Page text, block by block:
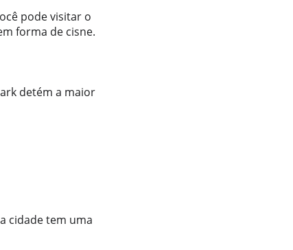
pode visitar o
forma de cisne.
detém a maior
cidade tem uma